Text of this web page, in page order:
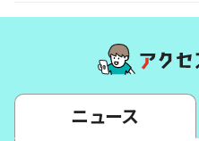
ニュース